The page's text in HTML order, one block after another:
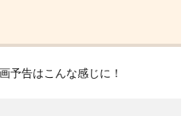
予告はこんな感じに！